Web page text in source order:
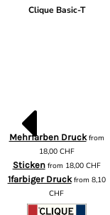
Clique Basic-T
Mehrfarben Druckfrom
18,00 CHF
Stickenfrom 18,00 CHF
1farbiger Druckfrom 8,10
CHF